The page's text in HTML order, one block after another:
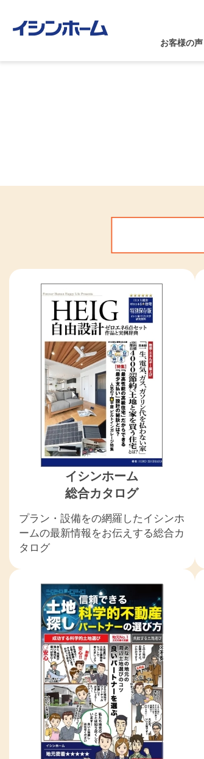
お客様の声
イシンホーム
総合カタログ
プラン・設備をの網羅したイシンホ
ームの最新情報をお伝えする総合カ
タログ